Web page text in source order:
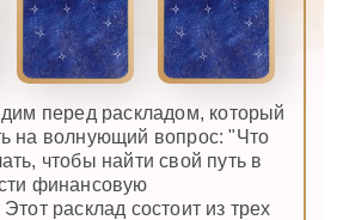
перед раскладом, который
на волнующий вопрос: "Что
чтобы найти свой путь в
финансовую
расклад состоит из трех